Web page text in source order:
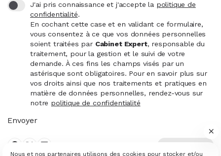
J'ai pris connaissance et j'accepte la politique de
confidentialité.
En cochant cette case et en validant ce formulaire,
vous consentez à ce que vos données personnelles
soient traitées par Cabinet Expert, responsable du
traitement, pour la gestion et le suivi de votre
demande. À ces fins les champs visés par un
astérisque sont obligatoires. Pour en savoir plus sur
vos droits ainsi que nos traitements et pratiques en
matière de données personnelles, rendez-vous sur
notre politique de confidentialité
Envoyer
Partager sur facebook
Partager sur X
Publier sur Linkedin envoyer
Nous et nos partenaires utilisons des cookies pour stocker et/ou